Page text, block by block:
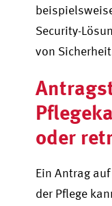
Security-
von
oder
Ein Antrag
der Pflege